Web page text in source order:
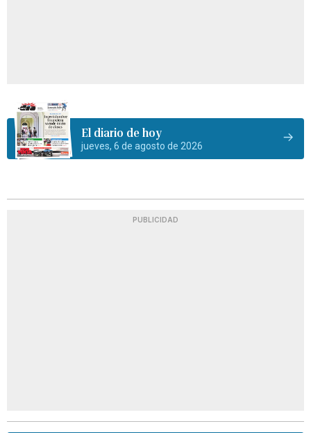
El diario de hoy
jueves, 6 de agosto de 2026
PUBLICIDAD